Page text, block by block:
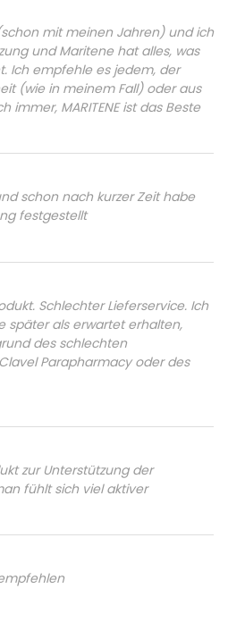
mit meinen Jahren) und ich
und Maritene hat alles, was
Ich empfehle es jedem, der
(wie in meinem Fall) oder aus
immer, MARITENE ist das Beste
schon nach kurzer Zeit habe
festgestellt
Schlechter Lieferservice. Ich
später als erwartet erhalten,
des schlechten
Parapharmacy oder des
zur Unterstützung der
fühlt sich viel aktiver